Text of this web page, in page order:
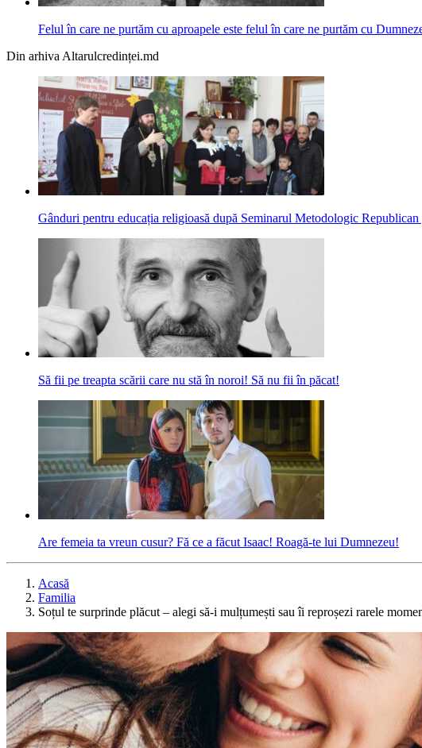
Felul în care ne purtăm cu aproapele este felul în care ne purtăm cu
Din arhiva Altarulcredinței.md
Gânduri pentru educația religioasă după Seminarul Metodologic
Să fii pe treapta scării care nu stă în noroi! Să nu fii în păcat!
Are femeia ta vreun cusur? Fă ce a făcut Isaac! Roagă-te lui Dumnezeu!
Acasă
Familia
Soțul te surprinde plăcut – alegi să-i mulțumești sau îi reproșezi rarele